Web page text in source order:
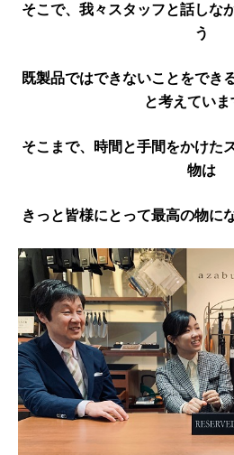
そこで、我々スタッフと話しな
う
既製品ではできないことをでき
と考えていま
そこまで、時間と手間をかけた
物は
きっと皆様にとって最高の物に